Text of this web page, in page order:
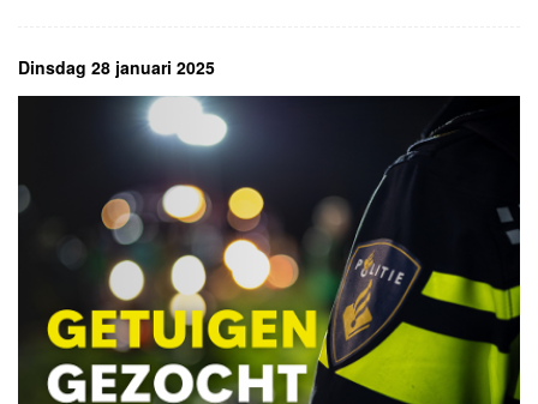
Dinsdag 28 januari 2025